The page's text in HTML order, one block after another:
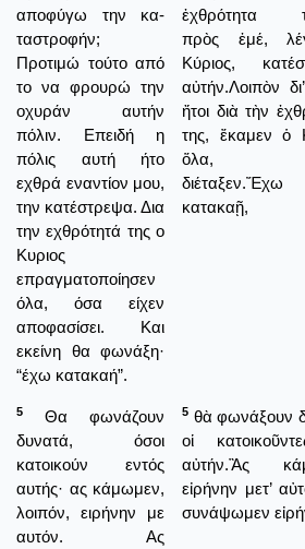
αποφύγω την κα-
ταστροφήν;
Προτιμώ τούτο από
το να φρουρώ την
οχυράν αυτήν
πόλιν. Επειδή η
πόλις αυτή ήτο
εχθρά εναντίον μου,
την κατέστρεψα. Δια
την εχθρότητά της ο
Κυριος
επραγματοποίησεν
όλα, όσα είχεν
αποφασίσει. Και
εκείνη θα φωνάξη·
“έχω κατακαή”.
ἐχθρότητα
πρὸς ἐμέ,
Κύριος,
αὐτήν.Λοιπὸν
ἤτοι διὰ τὴν
της, ἔκαμεν ὁ
ὅλα,
διέταξεν.Ἔχω
κατακαῇ,
5
Θα φωνάζουν
δυνατά, όσοι
κατοικούν εντός
αυτής· ας κάμωμεν,
λοιπόν, ειρήνην με
αυτόν. Ας
5 θὰ φωνάξουν
οἱ
αὐτήν.Ἂς
εἰρήνην μετ’
συνάψωμεν